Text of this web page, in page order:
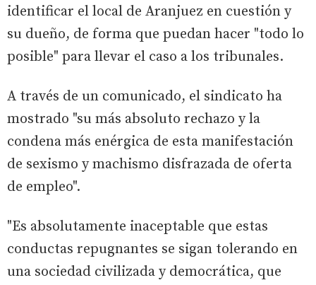
identificar el local de Aranjuez en cuestión y
su dueño, de forma que puedan hacer "todo lo
posible" para llevar el caso a los tribunales.
A través de un comunicado, el sindicato ha
mostrado "su más absoluto rechazo y la
condena más enérgica de esta manifestación
de sexismo y machismo disfrazada de oferta
de empleo".
"Es absolutamente inaceptable que estas
conductas repugnantes se sigan tolerando en
una sociedad civilizada y democrática, que